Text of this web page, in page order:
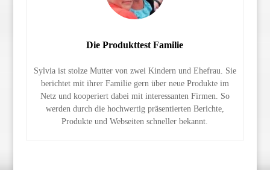
Die Produkttest Familie
Sylvia ist stolze Mutter von zwei Kindern und Ehefrau. Sie
berichtet mit ihrer Familie gern über neue Produkte im
Netz und kooperiert dabei mit interessanten Firmen. So
werden durch die hochwertig präsentierten Berichte,
Produkte und Webseiten schneller bekannt.